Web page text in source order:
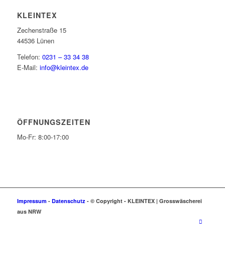
KLEINTEX
Zechenstraße 15
44536 Lünen
Telefon: 0231 – 33 34 38
E-Mail: info@kleintex.de
ÖFFNUNGSZEITEN
Mo-Fr: 8:00-17:00
Impressum - Datenschutz- © Copyright - KLEINTEX | Grosswäscherei
aus NRW